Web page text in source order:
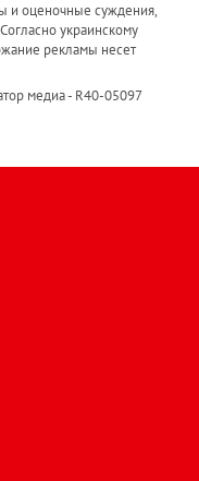
и оценочные суждения,
украинскому
рекламы несет
медиа - R40-05097